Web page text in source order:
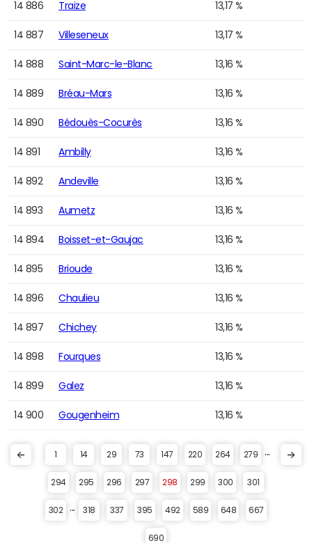
14 886 Traize 13,17 %
14 887 Villeseneux 13,17 %
14 888 Saint-Marc-le-Blanc 13,16 %
14 889 Bréau-Mars 13,16 %
14 890 Bédouès-Cocurès 13,16 %
14 891 Ambilly 13,16 %
14 892 Andeville 13,16 %
14 893 Aumetz 13,16 %
14 894 Boisset-et-Gaujac 13,16 %
14 895 Brioude 13,16 %
14 896 Chaulieu 13,16 %
14 897 Chichey 13,16 %
14 898 Fourques 13,16 %
14 899 Galez 13,16 %
14 900 Gougenheim 13,16 %
1 14 29 73 147 220 264 279
294 295 296 297 298 299 300 301
302 318 337 395 492 589 648 667
690